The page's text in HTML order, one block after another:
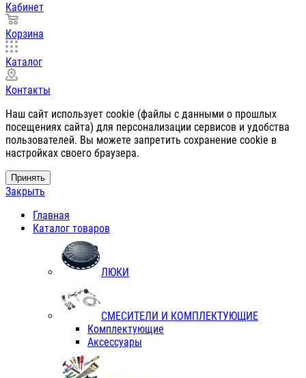
Кабинет
Корзина
Каталог
Контакты
Наш сайт использует cookie (файлы с данными о прошлых
посещениях сайта) для персонализации сервисов и удобства
пользователей. Вы можете запретить сохранение cookie в
настройках своего браузера.
Принять
Закрыть
Главная
Каталог товаров
ЛЮКИ
СМЕСИТЕЛИ И КОМПЛЕКТУЮЩИЕ
Комплектующие
Аксессуары